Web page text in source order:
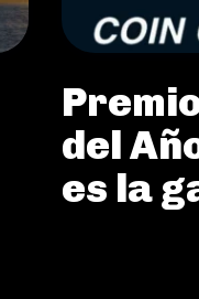
del
es la